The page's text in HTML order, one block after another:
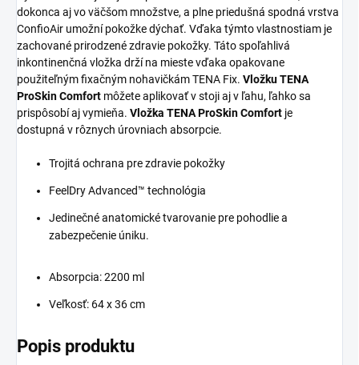
dokonca aj vo väčšom množstve, a plne priedušná spodná vrstva
ConfioAir umožní pokožke dýchať. Vďaka týmto vlastnostiam je
zachované prirodzené zdravie pokožky. Táto spoľahlivá
inkontinenčná vložka drží na mieste vďaka opakovane
použiteľným fixačným nohavičkám TENA Fix. Vložku TENA
ProSkin Comfort môžete aplikovať v stoji aj v ľahu, ľahko sa
prispôsobí aj vymieňa. Vložka TENA ProSkin Comfort je
dostupná v rôznych úrovniach absorpcie.
Trojitá ochrana pre zdravie pokožky
FeelDry Advanced™ technológia
Jedinečné anatomické tvarovanie pre pohodlie a
zabezpečenie úniku.
Absorpcia: 2200 ml
Veľkosť: 64 x 36 cm
Popis produktu